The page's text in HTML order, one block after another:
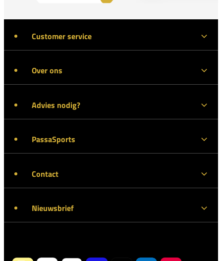
Customer service
Over ons
Advies nodig?
PassaSports
Contact
Nieuwsbrief